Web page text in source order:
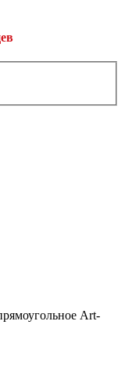
Art-